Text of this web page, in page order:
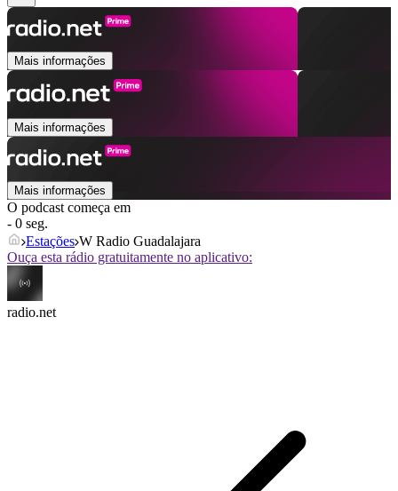
Mais informações
Mais informações
Mais informações
O podcast começa em
- 0 seg.
Estações W Radio Guadalajara
Ouça esta rádio gratuitamente no aplicativo:
radio.net